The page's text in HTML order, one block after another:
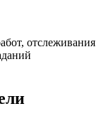
отслеживания